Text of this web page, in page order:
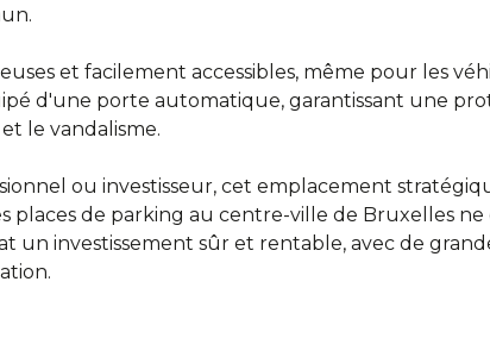
et facilement accessibles, même pour les
d'une porte automatique, garantissant une
le vandalisme.
ou investisseur, cet emplacement
places de parking au centre-ville de Bruxelles ne
un investissement sûr et rentable, avec de